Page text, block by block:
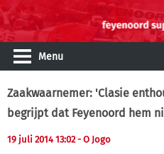
Menu
Zaakwaarnemer: 'Clasie
begrijpt dat Feyenoord hem
19 juli 2014 13:02- O Jogo